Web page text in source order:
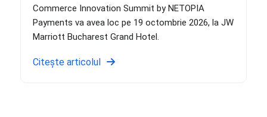
Commerce Innovation Summit by NETOPIA
Payments va avea loc pe 19 octombrie 2026, la JW
Marriott Bucharest Grand Hotel.
Citește articolul